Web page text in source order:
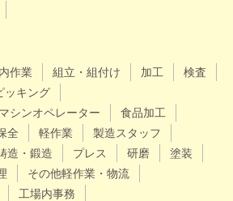
作業 組立・組付け 加工
検査
ッキング
シンオペレーター
食品加工
全 軽作業
製造スタッフ
造・鍛造 プレス 研磨
塗装
その他軽作業・物流
工場内事務